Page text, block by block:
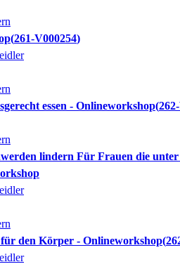
261-V000254
essen - Onlineworkshop
lindern Für Frauen die
den Körper - Onlineworkshop